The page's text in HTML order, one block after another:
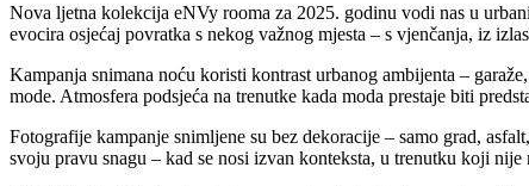
Nova ljetna kolekcija eNVy rooma za 2025. godinu vodi nas u
evocira osjećaj povratka s nekog važnog mjesta – s vjenčanja, iz
Kampanja snimana noću koristi kontrast urbanog ambijenta –
mode. Atmosfera podsjeća na trenutke kada moda prestaje biti
Fotografije kampanje snimljene su bez dekoracije – samo grad,
svoju pravu snagu – kad se nosi izvan konteksta, u trenutku koji nije